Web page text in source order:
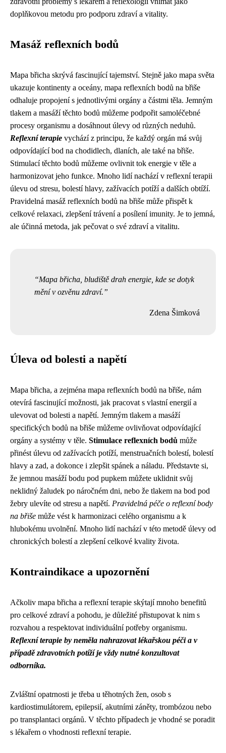
doplňkovou metodu pro podporu zdraví a vitality.
Masáž reflexních bodů
Mapa břicha skrývá fascinující tajemství. Stejně jako mapa světa
ukazuje kontinenty a oceány, mapa reflexních bodů na břiše
odhaluje propojení s jednotlivými orgány a částmi těla. Jemným
tlakem a masáží těchto bodů můžeme podpořit samoléčebné
procesy organismu a dosáhnout úlevy od různých neduhů.
Reflexní terapie vychází z principu, že každý orgán má svůj
odpovídající bod na chodidlech, dlaních, ale také na břiše.
Stimulací těchto bodů můžeme ovlivnit tok energie v těle a
harmonizovat jeho funkce. Mnoho lidí nachází v reflexní terapii
úlevu od stresu, bolestí hlavy, zažívacích potíží a dalších obtíží.
Pravidelná masáž reflexních bodů na břiše může přispět k
celkové relaxaci, zlepšení trávení a posílení imunity. Je to jemná,
ale účinná metoda, jak pečovat o své zdraví a vitalitu.
Mapa břicha, bludiště drah energie, kde se dotyk
mění v ozvěnu zdraví.
Zdena Šimková
Úleva od bolesti a napětí
Mapa břicha, a zejména mapa reflexních bodů na břiše, nám
otevírá fascinující možnosti, jak pracovat s vlastní energií a
ulevovat od bolesti a napětí. Jemným tlakem a masáží
specifických bodů na břiše můžeme ovlivňovat odpovídající
orgány a systémy v těle. Stimulace reflexních bodů může
přinést úlevu od zažívacích potíží, menstruačních bolestí, bolestí
hlavy a zad, a dokonce i zlepšit spánek a náladu. Představte si,
že jemnou masáží bodu pod pupkem můžete uklidnit svůj
neklidný žaludek po náročném dni, nebo že tlakem na bod pod
žebry ulevíte od stresu a napětí. Pravidelná péče o reflexní body
na břiše může vést k harmonizaci celého organismu a k
hlubokému uvolnění. Mnoho lidí nachází v této metodě úlevy od
chronických bolestí a zlepšení celkové kvality života.
Kontraindikace a upozornění
Ačkoliv mapa břicha a reflexní terapie skýtají mnoho benefitů
pro celkové zdraví a pohodu, je důležité přistupovat k nim s
rozvahou a respektovat individuální potřeby organismu.
Reflexní terapie by neměla nahrazovat lékařskou péči a v
případě zdravotních potíží je vždy nutné konzultovat
odborníka.
Zvláštní opatrnosti je třeba u těhotných žen, osob s
kardiostimulátorem, epilepsií, akutními záněty, trombózou nebo
po transplantaci orgánů. V těchto případech je vhodné se poradit
s lékařem o vhodnosti reflexní terapie.